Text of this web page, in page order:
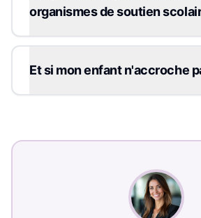
organismes de soutien
Et si mon enfant n'accroche